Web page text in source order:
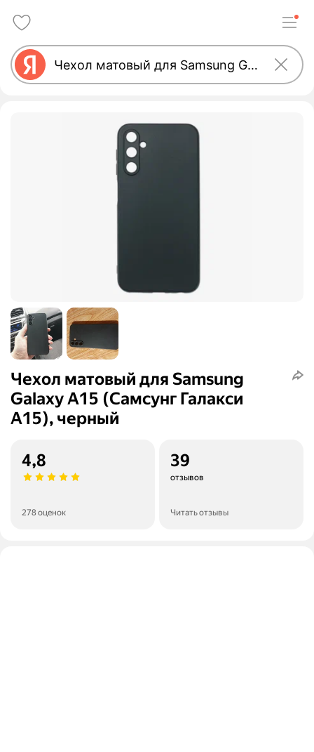
Чехол матовый для Samsung
Galaxy A15 (Самсунг Галакси
А15), черный
4,8
278 оценок
39
отзывов
Читать отзывы